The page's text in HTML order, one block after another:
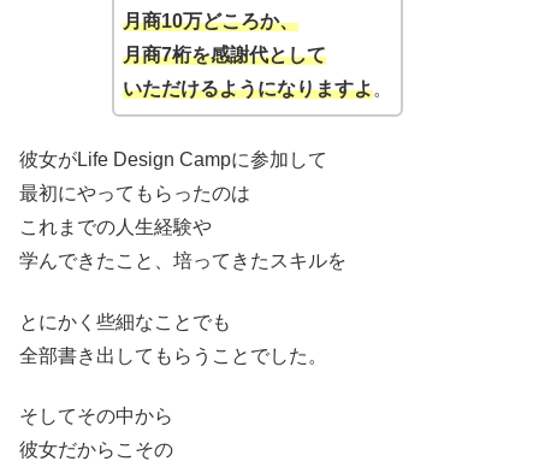
月商10万どころか、
月商7桁を感謝代として
いただけるようになりますよ。
彼女がLife Design Campに参加して
最初にやってもらったのは
これまでの人生経験や
学んできたこと、培ってきたスキルを
とにかく些細なことでも
全部書き出してもらうことでした。
そしてその中から
彼女だからこその